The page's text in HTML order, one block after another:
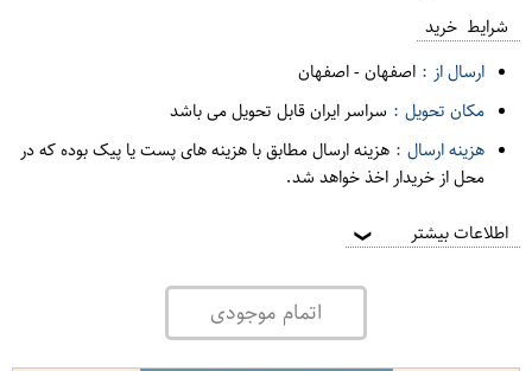
شرایط خرید
ارسال از : اصفهان-اصفهان
مکان تحویل : سراسر ایران قابل تحویل می باشد
هزینه ارسال : هزینه ارسال مطابق با هزینه های پست یا پیک بوده که در
محل از خریدار اخذ خواهد شد.
اطلاعات بیشتر ❯
اتمام موجودی